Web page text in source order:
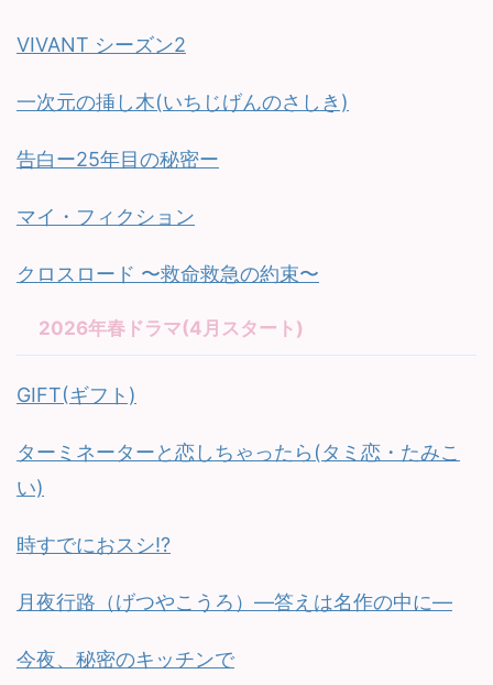
VIVANT シーズン2
一次元の挿し木(いちじげんのさしき)
告白ー25年目の秘密ー
マイ・フィクション
クロスロード 〜救命救急の約束〜
2026年春ドラマ(4月スタート)
GIFT(ギフト)
ターミネーターと恋しちゃったら(タミ恋・たみこ
い)
時すでにおスシ!?
月夜行路（げつやこうろ）—答えは名作の中に—
今夜、秘密のキッチンで